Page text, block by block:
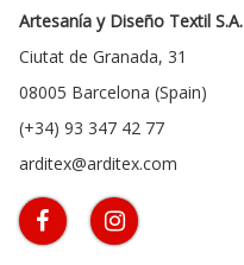
Artesanía y Diseño Textil S.A.
Ciutat de Granada, 31
08005 Barcelona (Spain)
(+34) 93 347 42 77
arditex@arditex.com